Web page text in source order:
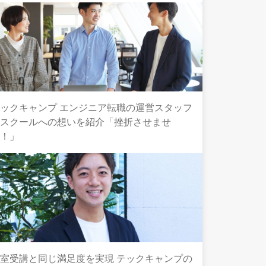
クキャンプ エンジニア転職の運営スタッフ
クールへの想いを紹介「挫折させませ
」
受講と同じ満足度を実現 テックキャンプの